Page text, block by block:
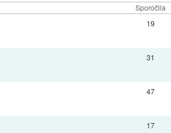
Sporočila
19
31
47
17